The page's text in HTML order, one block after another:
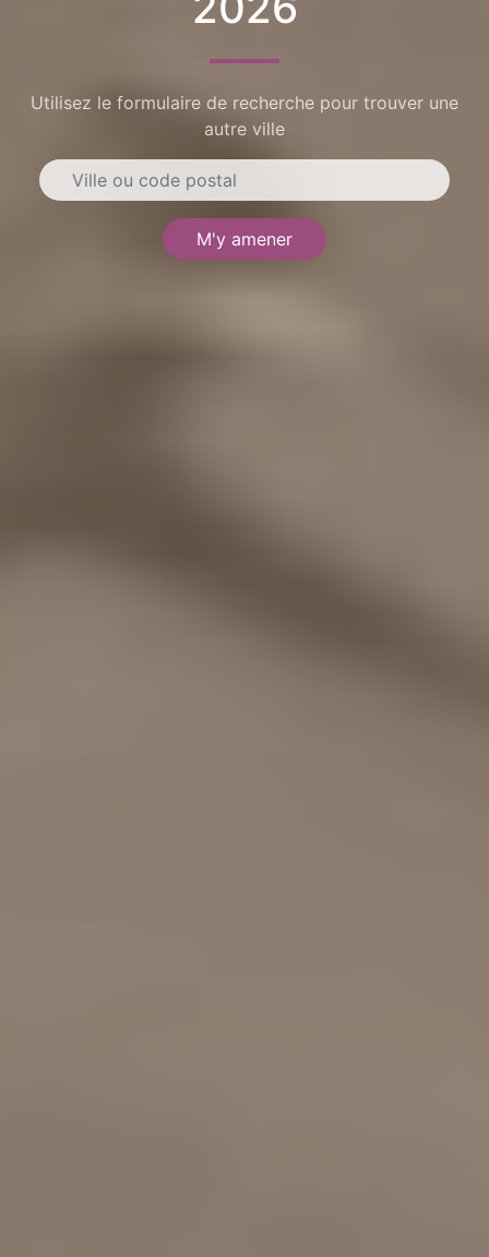
Utilisez le formulaire de recherche pour trouver une
autre ville
M'y amener